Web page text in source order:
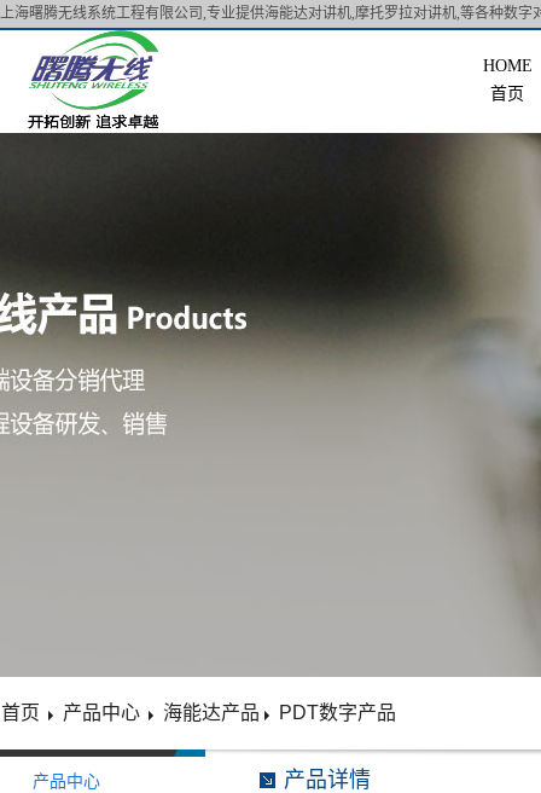
上海曙腾无线系统工程有限公司,专业提供海能达对讲机,摩托罗拉对讲机,等各种数字
首页
产品中心 产品详情
首页 产品中心 海能达产品 PDT数字产品